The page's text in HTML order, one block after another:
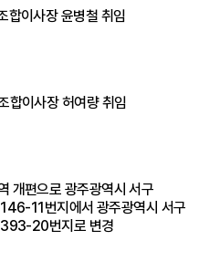
합이사장 윤병철 취임
합이사장 허여량 취임
개편으로 광주광역시 서구
11번지에서 광주광역시 서구
20번지로 변경